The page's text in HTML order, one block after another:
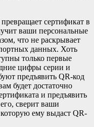
сертификат в
ваши персональные
что не раскрывает
данных. Хоть
только первые
цифры серии и
предъявить QR-код
будет достаточно
и предъявить
сверит ваши
ему выдаст QR-